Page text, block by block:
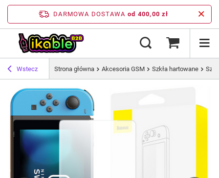
DARMOWA DOSTAWA od 400,00 zł
Wstecz Strona główna Akcesoria GSM Szkła hartowane